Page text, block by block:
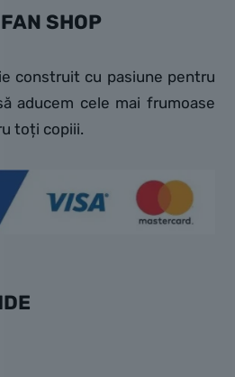
SHOP
construit cu pasiune pentru
aducem cele mai frumoase
toți copiii.